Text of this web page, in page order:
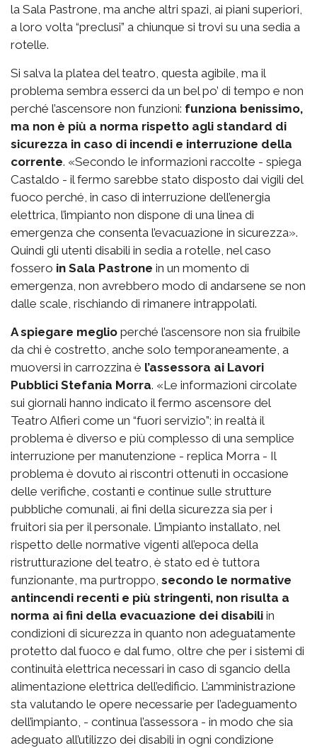
la Sala Pastrone, ma anche altri spazi, ai piani superiori,
a loro volta “preclusi” a chiunque si trovi su una sedia a
rotelle.
Si salva la platea del teatro, questa agibile, ma il
problema sembra esserci da un bel po’ di tempo e non
perché l’ascensore non funzioni: funziona benissimo,
ma non è più a norma rispetto agli standard di
sicurezza in caso di incendi e interruzione della
corrente. «Secondo le informazioni raccolte - spiega
Castaldo - il fermo sarebbe stato disposto dai vigili del
fuoco perché, in caso di interruzione dell’energia
elettrica, l’impianto non dispone di una linea di
emergenza che consenta l’evacuazione in sicurezza».
Quindi gli utenti disabili in sedia a rotelle, nel caso
fossero in Sala Pastrone in un momento di
emergenza, non avrebbero modo di andarsene se non
dalle scale, rischiando di rimanere intrappolati.
A spiegare meglio perché l’ascensore non sia fruibile
da chi è costretto, anche solo temporaneamente, a
muoversi in carrozzina è l’assessora ai Lavori
Pubblici Stefania Morra. «Le informazioni circolate
sui giornali hanno indicato il fermo ascensore del
Teatro Alfieri come un “fuori servizio”; in realtà il
problema è diverso e più complesso di una semplice
interruzione per manutenzione - replica Morra - Il
problema è dovuto ai riscontri ottenuti in occasione
delle verifiche, costanti e continue sulle strutture
pubbliche comunali, ai fini della sicurezza sia per i
fruitori sia per il personale. L’impianto installato, nel
rispetto delle normative vigenti all’epoca della
ristrutturazione del teatro, è stato ed è tuttora
funzionante, ma purtroppo, secondo le normative
antincendi recenti e più stringenti, non risulta a
norma ai fini della evacuazione dei disabili in
condizioni di sicurezza in quanto non adeguatamente
protetto dal fuoco e dal fumo, oltre che per i sistemi di
continuità elettrica necessari in caso di sgancio della
alimentazione elettrica dell’edificio. L’amministrazione
sta valutando le opere necessarie per l’adeguamento
dell’impianto, - continua l’assessora - in modo che sia
adeguato all’utilizzo dei disabili in ogni condizione